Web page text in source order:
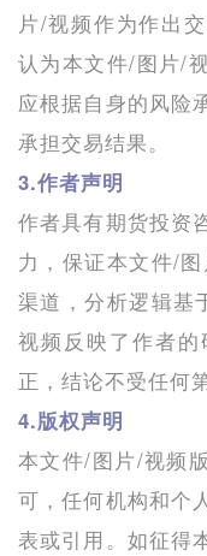
片/视频作为作出
认为本文件/图片/
应根据自身的风险
承担交易结果。
3.作者声明
作者具有期货投资
力，保证本文件/
渠道，分析逻辑基
视频反映了作者
正，结论不受任何
4.版权声明
本文件/图片/视频
可，任何机构和个
表或引用。如征得